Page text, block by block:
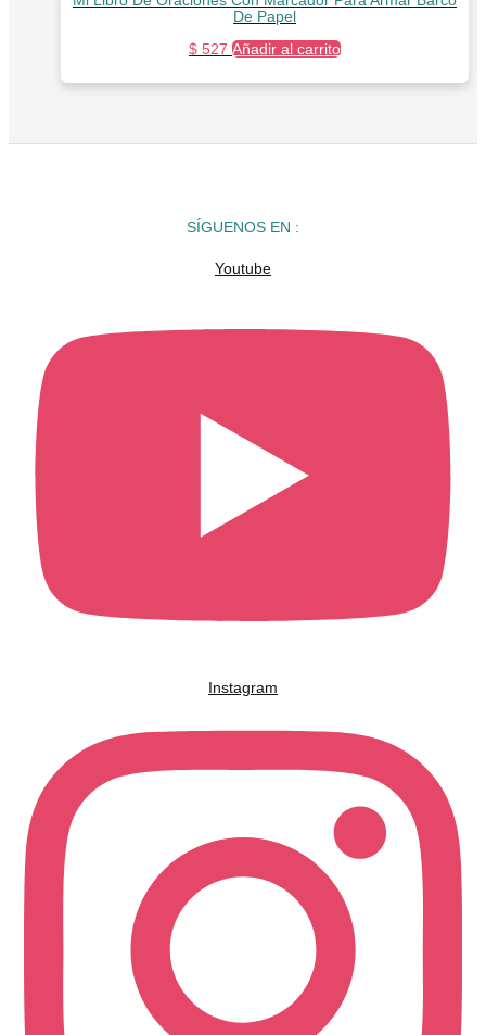
De Papel
$ 527 Añadir al carrito
SÍGUENOS EN :
Youtube
Instagram